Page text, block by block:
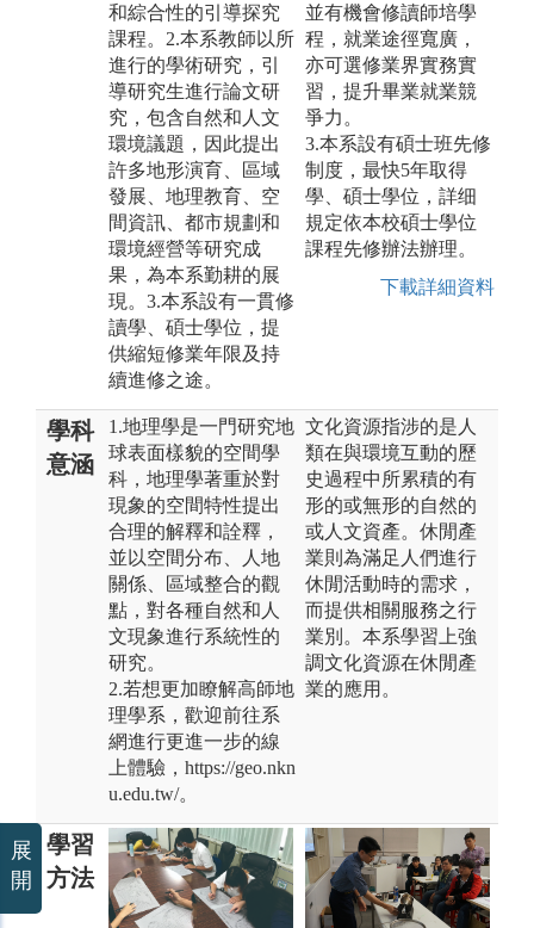
和綜合性的引導探究
課程。2.本系教師以所
進行的學術研究，引
導研究生進行論文研
究，包含自然和人文
環境議題，因此提出
許多地形演育、區域
發展、地理教育、空
間資訊、都市規劃和
環境經營等研究成
果，為本系勤耕的展
現。3.本系設有一貫修
讀學、碩士學位，提
供縮短修業年限及持
續進修之途。
並有機會修讀師培學
程，就業途徑寬廣，
亦可選修業界實務實
習，提升畢業就業競
爭力。
3.本系設有碩士班先修
制度，最快5年取得
學、碩士學位，詳细
規定依本校碩士學位
課程先修辦法辦理。
下載詳細資料
學科
意涵
1.地理學是一門研究地
球表面樣貌的空間學
科，地理學著重於對
現象的空間特性提出
合理的解釋和詮釋，
並以空間分布、人地
關係、區域整合的觀
點，對各種自然和人
文現象進行系統性的
研究。
2.若想更加瞭解高師地
理學系，歡迎前往系
網進行更進一步的線
上體驗，https://geo.nkn
u.edu.tw/。
文化資源指涉的是人
類在與環境互動的歷
史過程中所累積的有
形的或無形的自然的
或人文資產。休閒產
業則為滿足人們進行
休閒活動時的需求，
而提供相關服務之行
業別。本系學習上強
調文化資源在休閒產
業的應用。
學習
方法
展
開